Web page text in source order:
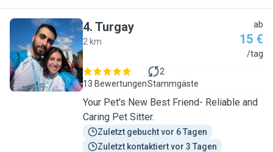
T
4. Turgay
2 km
ab
15 €
/tag
13 Bewertungen
2
Stammgäste
Your Pet's New Best Friend- Reliable and
Caring Pet Sitter.
Zuletzt gebucht vor 6 Tagen
Zuletzt kontaktiert vor 3 Tagen